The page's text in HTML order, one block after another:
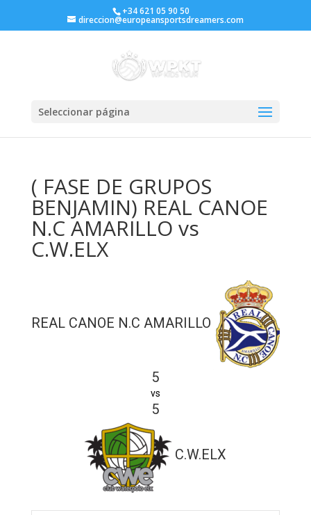
+34 621 05 90 50
direccion@europeansportsdreamers.com
Seleccionar página
( FASE DE GRUPOS
BENJAMIN) REAL CANOE
N.C AMARILLO vs
C.W.ELX
REAL CANOE N.C AMARILLO
5
vs
5
C.W.ELX